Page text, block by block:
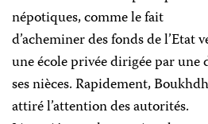
népotiques, comme le fait
d’acheminer des fonds de l’Etat
une école privée dirigée par une
ses nièces. Rapidement,
attiré l’attention des autorités.